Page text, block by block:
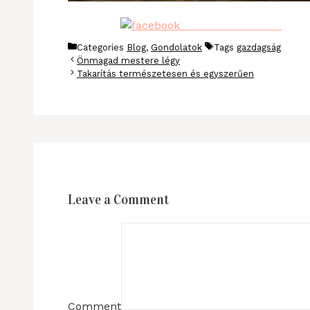
Share on Facebook
Categories Blog, Gondolatok Tags gazdagság
Önmagad mestere légy
Takarítás természetesen és egyszerűen
Leave a Comment
Comment